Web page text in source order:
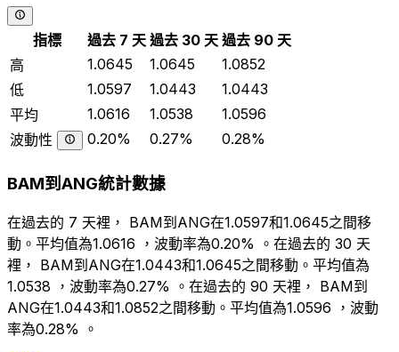
指標 過去 7 天 過去 30 天 過去 90 天
高
1.0645 1.0645
1.0852
低
1.0597 1.0443
1.0443
平均
1.0616 1.0538
1.0596
波動性
0.20% 0.27% 0.28%
BAM到ANG統計數據
在過去的 7 天裡， BAM到ANG在1.0597和1.0645之間移
動。平均值為1.0616 ，波動率為0.20% 。在過去的 30 天
裡， BAM到ANG在1.0443和1.0645之間移動。平均值為
1.0538 ，波動率為0.27% 。在過去的 90 天裡， BAM到
ANG在1.0443和1.0852之間移動。平均值為1.0596 ，波動
率為0.28% 。